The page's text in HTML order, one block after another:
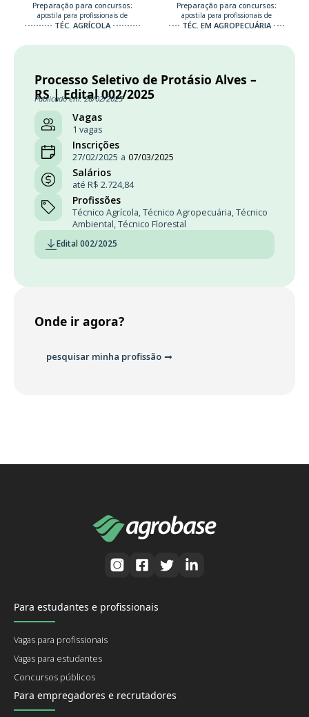
Preparação para concursos:
apostila para profissionais de
TÉC. AGRÍCOLA
Preparação para concursos:
apostila para profissionais de
TÉC. EM AGROPECUÁRIA
Processo Seletivo de Protásio Alves –
RS | Edital 002/2025
Publicado em: 28/02/2025
Vagas
1 vagas
Inscrições
27/02/2025 a 07/03/2025
Salários
até R$ 2.724,84
Profissões
Técnico Agrícola,Técnico Agropecuária,Técnico
Ambiental,Técnico Florestal
Edital 002/2025
Onde ir agora?
pesquisar minha profissão
Para estudantes e profissionais
Vagas para profissionais
Vagas para estudantes
Concursos públicos
Para empregadores e recrutadores